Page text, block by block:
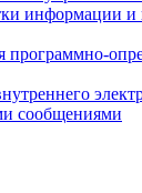
информации и
программно-
сообщениями